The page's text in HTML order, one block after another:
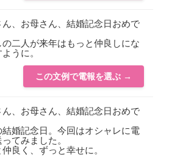
ん、お母さん、結婚記念日おめで
の二人が来年はもっと仲良しにな
うに。
この文例で電報を選ぶ →
ん、お母さん、結婚記念日おめで
結婚記念日。今回はオシャレに電
てみました。
良く、ずっと幸せに。